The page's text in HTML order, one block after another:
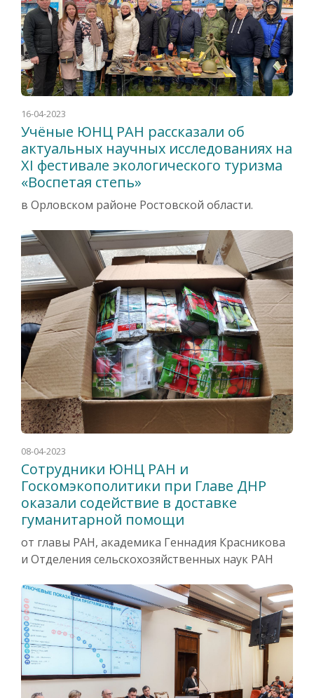
16-04-2023
Учёные ЮНЦ РАН рассказали об
актуальных научных исследованиях на
ХI фестивале экологического туризма
«Воспетая степь»
в Орловском районе Ростовской области.
08-04-2023
Сотрудники ЮНЦ РАН и
Госкомэкополитики при Главе ДНР
оказали содействие в доставке
гуманитарной помощи
от главы РАН, академика Геннадия Красникова
и Отделения сельскохозяйственных наук РАН